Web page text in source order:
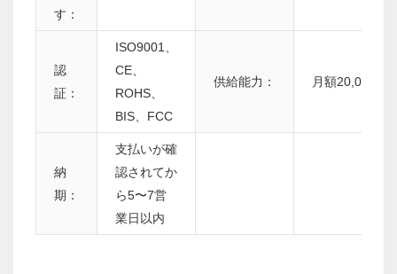
す：
認
証：
ISO9001、
CE、
ROHS、
BIS、FCC
供給能力： 月額20,000個
納
期：
支払いが確
認されてか
ら5〜7営
業日以内